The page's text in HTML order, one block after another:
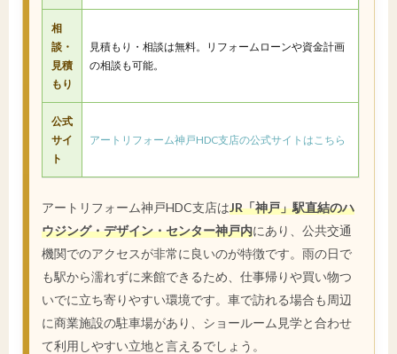
相
談・
見積
もり
見積もり・相談は無料。リフォームローンや資金計画
の相談も可能。
公式
サイ
ト
アートリフォーム神戸HDC支店の公式サイトはこちら
アートリフォーム神戸HDC支店はJR「神戸」駅直結のハ
ウジング・デザイン・センター神戸内にあり、公共交通
機関でのアクセスが非常に良いのが特徴です。雨の日で
も駅から濡れずに来館できるため、仕事帰りや買い物つ
いでに立ち寄りやすい環境です。車で訪れる場合も周辺
に商業施設の駐車場があり、ショールーム見学と合わせ
て利用しやすい立地と言えるでしょう。